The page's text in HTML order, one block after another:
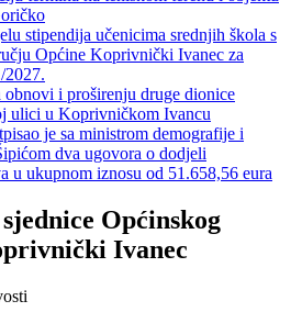
stipendija učenicima srednjih škola s
Općine Koprivnički Ivanec za
2027.
obnovi i proširenju druge dionice
ulici u Koprivničkom Ivancu
je sa ministrom demografije i
dva ugovora o dodjeli
u ukupnom iznosu od 51.658,56 eura
Općinskog
Ivanec